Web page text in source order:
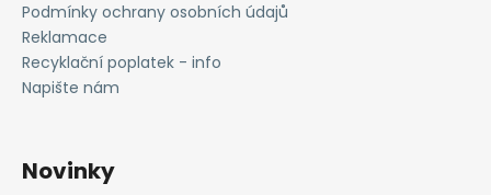
Podmínky ochrany osobních údajů
Reklamace
Recyklační poplatek - info
Napište nám
Novinky